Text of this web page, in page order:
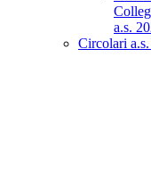
a.s.
Circolari